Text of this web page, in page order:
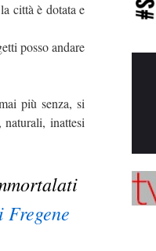
città è dotata e
posso andare
più senza, si
inattesi